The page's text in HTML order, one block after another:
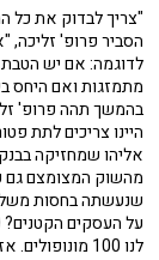
"צריך לבדוק את כל
הסביר פרופ' זליכה,
לדוגמה: אם יש
בהמשך תהה פרופ'
היינו צריכים לתת
אליהו שמחזיקה
מהשוק המצומצם גם
שנעשתה בחסות
לנו 100